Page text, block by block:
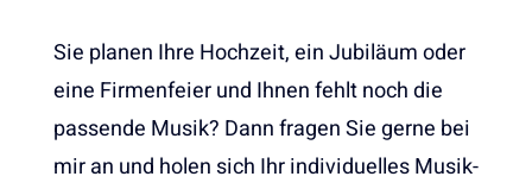
Sie planen Ihre Hochzeit, ein Jubiläum oder
eine Firmenfeier und Ihnen fehlt noch die
passende Musik? Dann fragen Sie gerne bei
mir an und holen sich Ihr individuelles Musik-